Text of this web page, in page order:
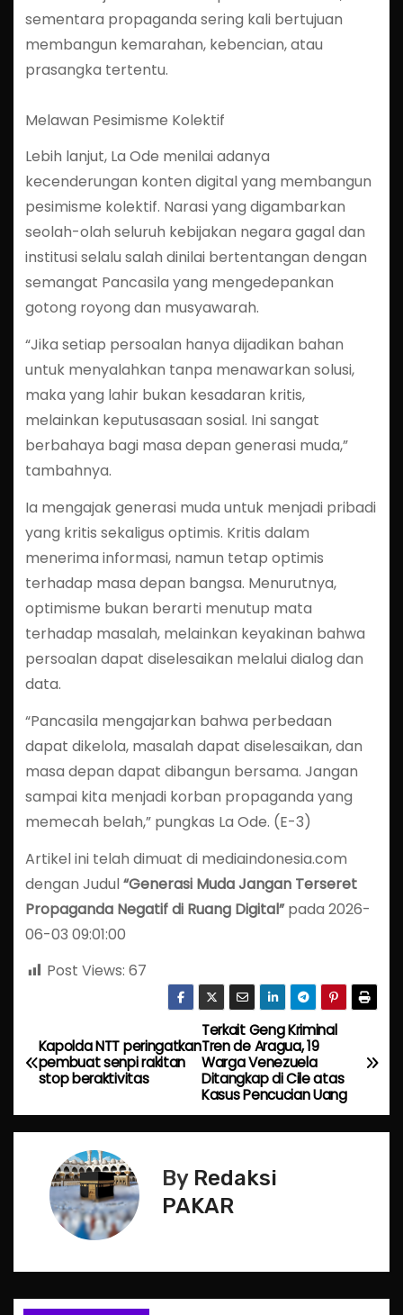
sementara propaganda sering kali bertujuan
membangun kemarahan, kebencian, atau
prasangka tertentu.
Melawan Pesimisme Kolektif
Lebih lanjut, La Ode menilai adanya
kecenderungan konten digital yang membangun
pesimisme kolektif. Narasi yang digambarkan
seolah-olah seluruh kebijakan negara gagal dan
institusi selalu salah dinilai bertentangan dengan
semangat Pancasila yang mengedepankan
gotong royong dan musyawarah.
“Jika setiap persoalan hanya dijadikan bahan
untuk menyalahkan tanpa menawarkan solusi,
maka yang lahir bukan kesadaran kritis,
melainkan keputusasaan sosial. Ini sangat
berbahaya bagi masa depan generasi muda,”
tambahnya.
Ia mengajak generasi muda untuk menjadi pribadi
yang kritis sekaligus optimis. Kritis dalam
menerima informasi, namun tetap optimis
terhadap masa depan bangsa. Menurutnya,
optimisme bukan berarti menutup mata
terhadap masalah, melainkan keyakinan bahwa
persoalan dapat diselesaikan melalui dialog dan
data.
“Pancasila mengajarkan bahwa perbedaan
dapat dikelola, masalah dapat diselesaikan, dan
masa depan dapat dibangun bersama. Jangan
sampai kita menjadi korban propaganda yang
memecah belah,” pungkas La Ode. (E-3)
Artikel ini telah dimuat di mediaindonesia.com
dengan Judul“Generasi Muda Jangan Terseret
Propaganda Negatif di Ruang Digital”pada 2026-
06-03 09:01:00
Post Views: 67
P
o
s
v
i
Terkait Geng Kriminal
Tren de Aragua, 19
Warga Venezuela
Ditangkap di Cile atas
Kasus Pencucian Uang
Kapolda NTT peringatkan
pembuat senpi rakitan
stop beraktivitas
By Redaksi
PAKAR